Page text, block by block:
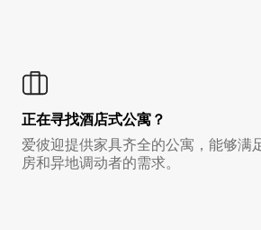
正在寻找酒店式公寓？
爱彼迎提供家具齐全的公寓，能够满
房和异地调动者的需求。